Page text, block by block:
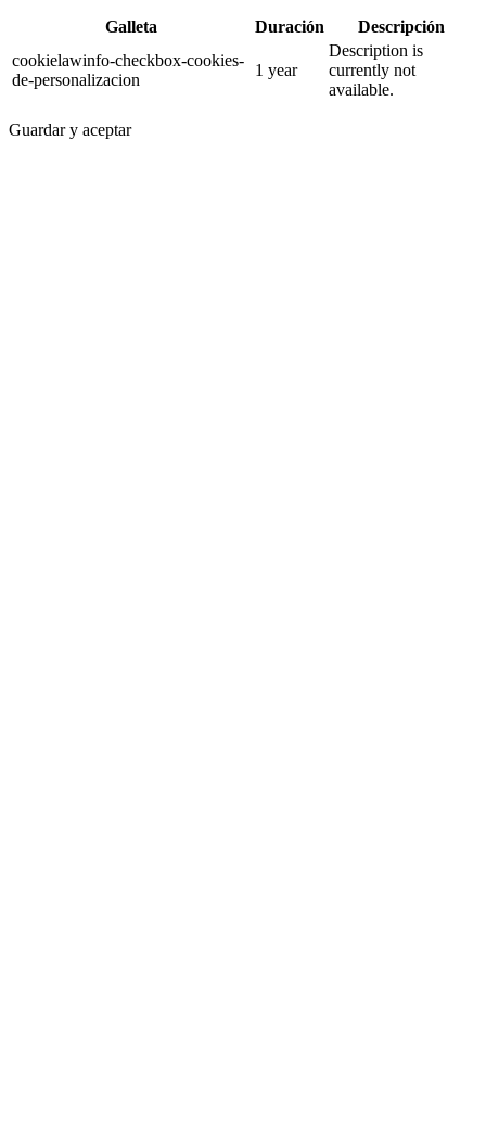
Galleta Duración
Descripción
cookielawinfo-checkbox-cookies-
de-personalizacion
1 year
Description is
currently not
available.
Guardar y aceptar